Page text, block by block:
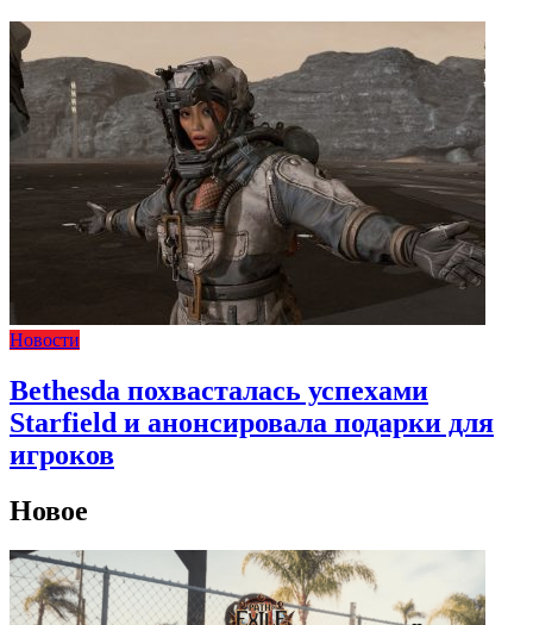
Новости
Bethesda похвасталась успехами
Starfield и анонсировала подарки для
игроков
Новое